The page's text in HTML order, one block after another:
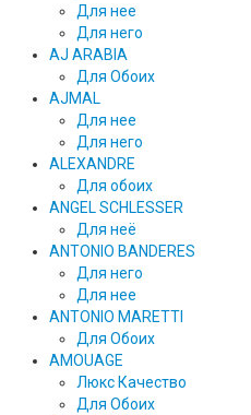
Для нее
Для него
AJ ARABIA
Для Обоих
AJMAL
Для нее
Для него
ALEXANDRE
Для обоих
ANGEL SCHLESSER
Для неё
ANTONIO BANDERES
Для него
Для нее
ANTONIO MARETTI
Для Обоих
AMOUAGE
Люкс Качество
Для Обоих